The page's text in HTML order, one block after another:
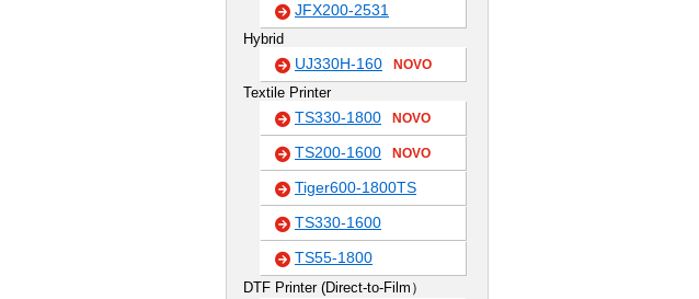
JFX200-2531
Hybrid
UJ330H-160 NOVO
Textile Printer
TS330-1800 NOVO
TS200-1600 NOVO
Tiger600-1800TS
TS330-1600
TS55-1800
DTF Printer (Direct-to-Film）